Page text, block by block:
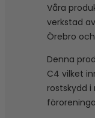
Våra
verkstad
Örebro
Denna
C4 vilket
rostskydd